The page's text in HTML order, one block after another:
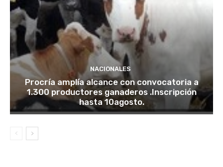
NACIONALES
Procría amplía alcance con convocatoria a
1.300 productores ganaderos .Inscripción
hasta 10agosto.